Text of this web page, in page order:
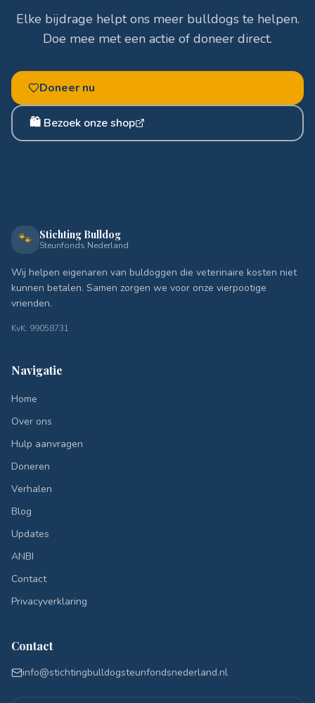
Elke bijdrage helpt ons meer bulldogs te helpen.
Doe mee met een actie of doneer direct.
Doneer nu
🛍️ Bezoek onze shop
🐾 Stichting Bulldog
Steunfonds Nederland
Wij helpen eigenaren van buldoggen die veterinaire kosten niet
kunnen betalen. Samen zorgen we voor onze vierpootige
vrienden.
KvK: 99058731
Navigatie
Home
Over ons
Hulp aanvragen
Doneren
Verhalen
Blog
Updates
ANBI
Contact
Privacyverklaring
Contact
info@stichtingbulldogsteunfondsnederland.nl